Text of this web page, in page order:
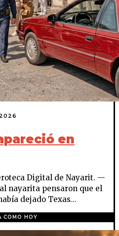
en
Digital de Nayarit. —
nayarita pensaron que el
dejado Texas…
COMO HOY